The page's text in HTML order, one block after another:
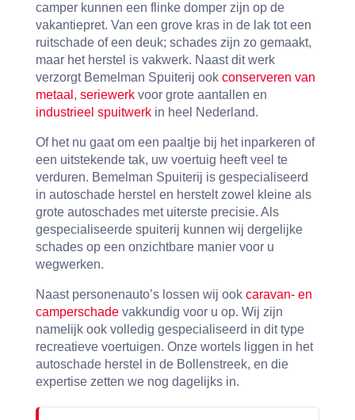
camper kunnen een flinke domper zijn op de
vakantiepret. Van een grove kras in de lak tot een
ruitschade of een deuk; schades zijn zo gemaakt,
maar het herstel is vakwerk. Naast dit werk
verzorgt Bemelman Spuiterij ook conserveren van
metaal , seriewerkvoor grote aantallen en
industrieel spuitwerkin heel Nederland.
Of het nu gaat om een paaltje bij het inparkeren of
een uitstekende tak, uw voertuig heeft veel te
verduren. Bemelman Spuiterij is gespecialiseerd
in autoschade herstel en herstelt zowel kleine als
grote autoschades met uiterste precisie. Als
gespecialiseerde spuiterij kunnen wij dergelijke
schades op een onzichtbare manier voor u
wegwerken.
Naast personenauto’s lossen wij ook caravan- en
camperschadevakkundig voor u op. Wij zijn
namelijk ook volledig gespecialiseerd in dit type
recreatieve voertuigen. Onze wortels liggen in het
autoschade herstel in de Bollenstreek, en die
expertise zetten we nog dagelijks in.